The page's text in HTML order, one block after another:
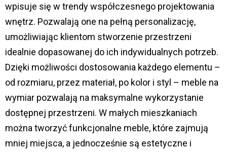
wpisuje się w trendy współczesnego projektowania
wnętrz. Pozwalają one na pełną personalizację,
umożliwiając klientom stworzenie przestrzeni
idealnie dopasowanej do ich indywidualnych potrzeb.
Dzięki możliwości dostosowania każdego elementu –
od rozmiaru, przez materiał, po kolor i styl – meble na
wymiar pozwalają na maksymalne wykorzystanie
dostępnej przestrzeni. W małych mieszkaniach
można tworzyć funkcjonalne meble, które zajmują
mniej miejsca, a jednocześnie są estetyczne i